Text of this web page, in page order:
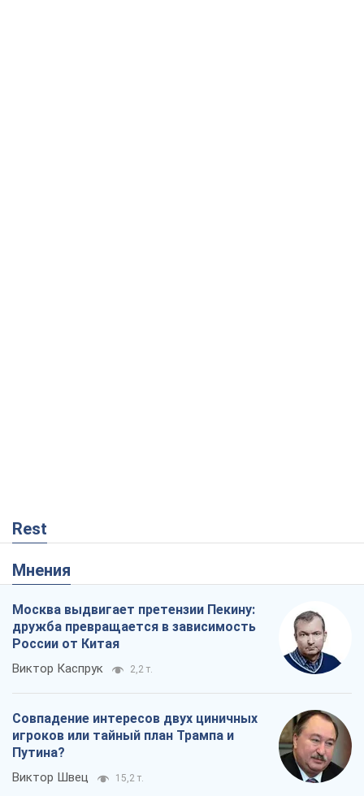
Rest
Мнения
Москва выдвигает претензии Пекину:
дружба превращается в зависимость
России от Китая
Виктор Каспрук 2,2 т.
Совпадение интересов двух циничных
игроков или тайный план Трампа и
Путина?
Виктор Швец 15,2 т.